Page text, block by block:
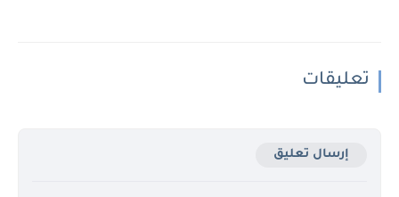
تعليقات
إرسال تعليق